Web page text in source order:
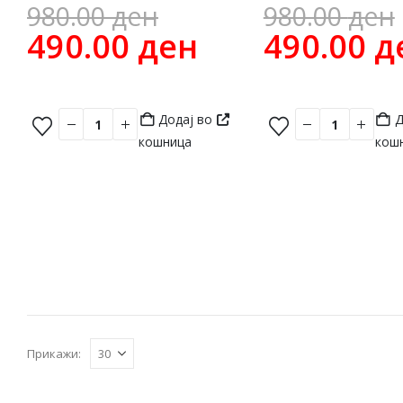
980.00ден Original
price
980.00 ден.
490.00 ден Current
is:
490.00 ден.
Додај во
кошница
980.00ден
490.00
Прикажи: